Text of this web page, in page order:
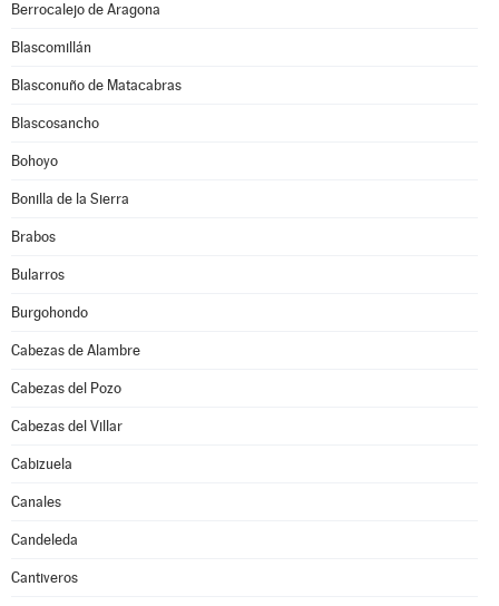
Berrocalejo de Aragona
Blascomillán
Blasconuño de Matacabras
Blascosancho
Bohoyo
Bonilla de la Sierra
Brabos
Bularros
Burgohondo
Cabezas de Alambre
Cabezas del Pozo
Cabezas del Villar
Cabizuela
Canales
Candeleda
Cantiveros